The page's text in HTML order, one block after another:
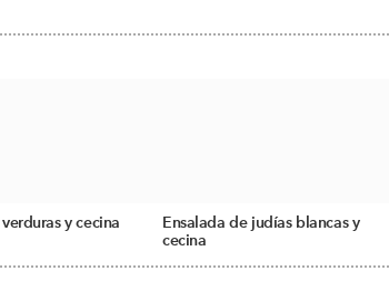
y cecina
Ensalada de judías blancas y
cecina